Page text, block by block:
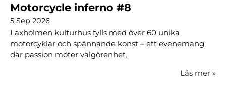
Motorcycle inferno #8
5 Sep 2026
Laxholmen kulturhus fylls med över 60 unika
motorcyklar och spännande konst – ett evenemang
där passion möter välgörenhet.
Läs mer »